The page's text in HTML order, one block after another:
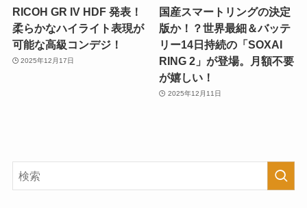
RICOH GR IV HDF 発表！
柔らかなハイライト表現が
可能な高級コンデジ！
2025年12月17日
国産スマートリングの決定
版か！？世界最細＆バッテ
リー14日持続の「SOXAI
RING 2」が登場。月額不要
が嬉しい！
2025年12月11日